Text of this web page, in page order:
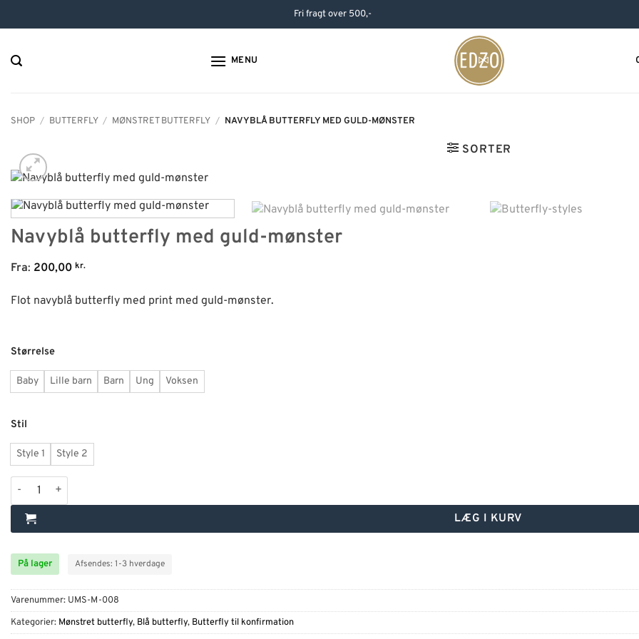
til
Fri fragt over 500,-
MENU
SHOP / BUTTERFLY / MØNSTRET BUTTERFLY / NAVYBLÅ BUTTERFLY MED GULD-MØNSTER
SORTER
Navyblå butterfly med guld-mønster
Fra: 200,00 kr.
Flot navyblå butterfly med print med guld-mønster.
Størrelse
Baby Lille barn Barn Ung Voksen
Stil
Style 1 Style 2
Navyblå butterfly med guld-mønster antal
LÆG I KURV
På lager Afsendes: 1-3 hverdage
Varenummer: UMS-M-008
Kategorier: Mønstret butterfly, Blå butterfly, Butterfly til konfirmation